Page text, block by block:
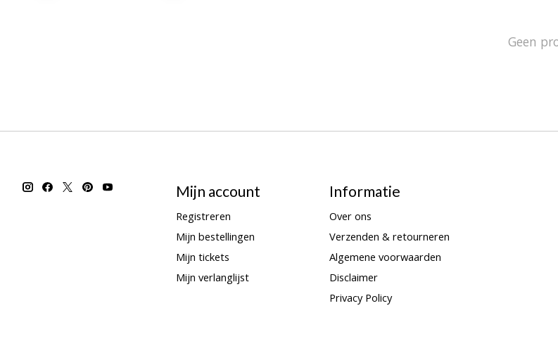
Geen
Mijn account
Registreren
Mijn bestellingen
Mijn tickets
Mijn verlanglijst
Informatie
Over ons
Verzenden & retourneren
Algemene voorwaarden
Disclaimer
Privacy Policy